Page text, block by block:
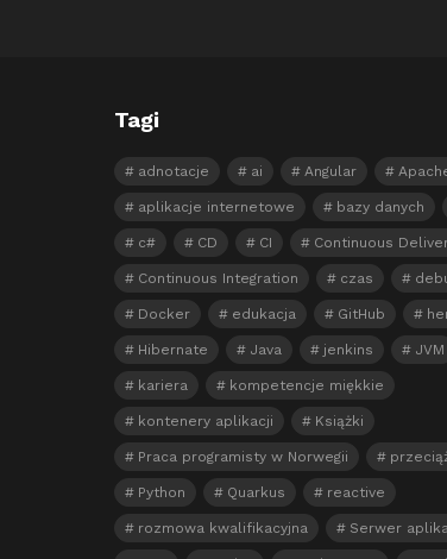
Tagi
adnotacje ai Angular
aplikacje internetowe bazy danych
c# CD CI Continuous
Continuous Integration czas
Docker edukacja GitHub
Hibernate Java jenkins JVM
kariera kompetencje miękkie
kontenery aplikacji Książki
Praca programisty w Norwegii
Python Quarkus reactive
rozmowa kwalifikacyjna Serwer